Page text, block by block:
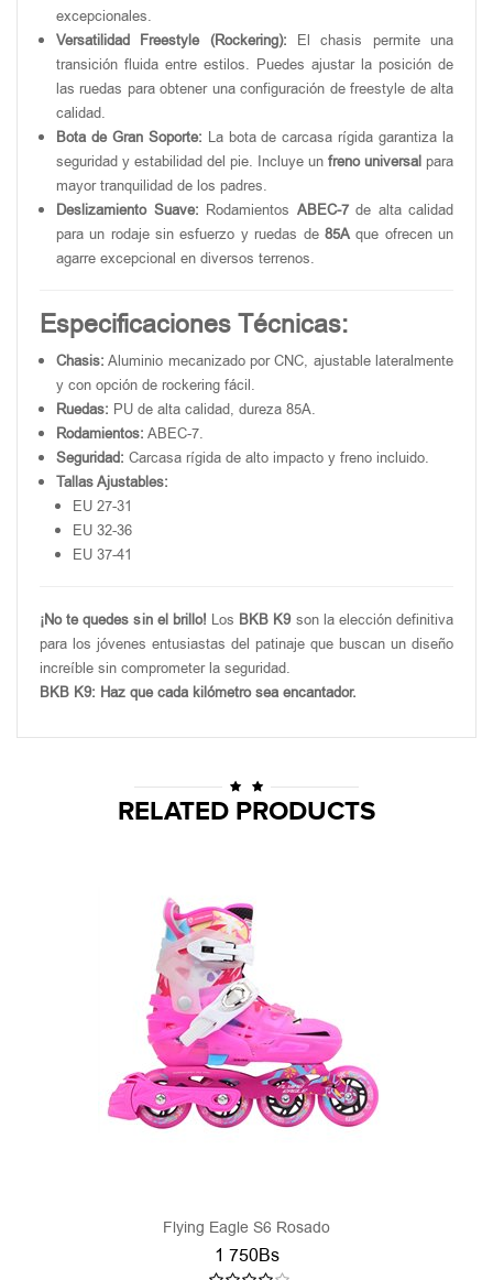
excepcionales.
Versatilidad Freestyle (Rockering): El chasis permite una
transición fluida entre estilos. Puedes ajustar la posición de
las ruedas para obtener una configuración defreestyle de alta
calidad.
Bota de Gran Soporte: La bota de carcasa rígida garantiza la
seguridad y estabilidad del pie. Incluye un freno universal para
mayor tranquilidad de los padres.
Deslizamiento Suave: Rodamientos ABEC-7de alta calidad
para un rodaje sin esfuerzo y ruedas de 85Aque ofrecen un
agarre excepcional en diversos terrenos.
Especificaciones Técnicas:
Chasis: Aluminio mecanizado por CNC, ajustable lateralmente
y con opción de rockering fácil.
Ruedas: PU de alta calidad, dureza 85A.
Rodamientos: ABEC-7.
Seguridad: Carcasa rígida de alto impacto y freno incluido.
Tallas Ajustables:
EU 27-31
EU 32-36
EU 37-41
¡No te quedes sin el brillo! Los BKB K9son la elección definitiva
para los jóvenes entusiastas del patinaje que buscan un diseño
increíble sin comprometer la seguridad.
BKB K9: Haz que cada kilómetro sea encantador.
RELATED PRODUCTS
Flying Eagle S6 Rosado
1 750Bs